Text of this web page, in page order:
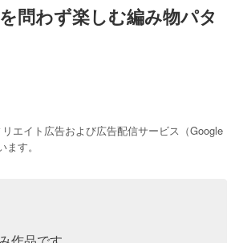
問わず楽しむ編み物パタ
エイト広告および広告配信サービス（Google
す。